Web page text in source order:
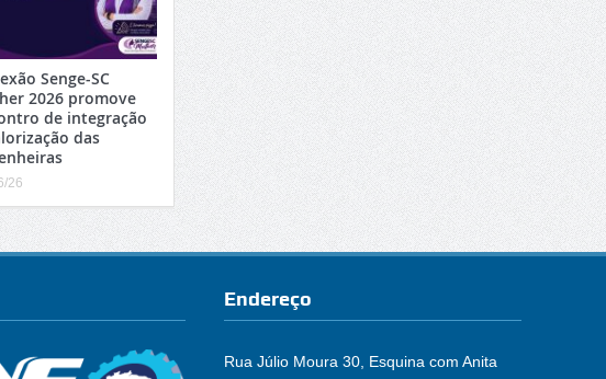
Senge-SC
2026 promove
de integração
das
26
Endereço
Rua Júlio Moura 30, Esquina com Anita